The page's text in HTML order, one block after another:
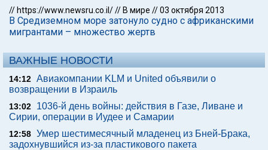
// https://www.newsru.co.il/// В мире //03 октября 2013
В Средиземном море затонуло судно с африканскими
мигрантами – множество жертв
ВАЖНЫЕ НОВОСТИ
14:12 Авиакомпании KLM и United объявили о
возвращении в Израиль
13:02
1036-й день войны: действия в Газе, Ливане и
Сирии, операции в Иудее и Самарии
12:58 Умер шестимесячный младенец из Бней-Брака,
задохнувшийся из-за пластикового пакета